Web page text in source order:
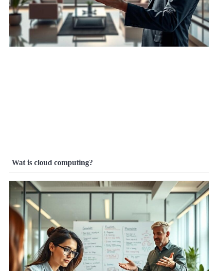
Wat is cloud computing?